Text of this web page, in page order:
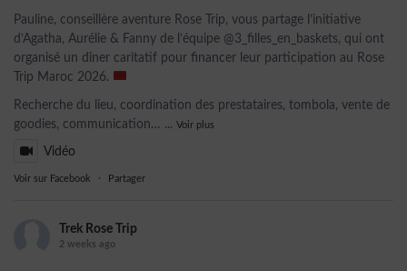
Pauline, conseillère aventure Rose Trip, vous partage l’initiative
d’Agatha, Aurélie & Fanny de l’équipe @3_filles_en_baskets, qui ont
organisé un dîner caritatif pour financer leur participation au Rose
Trip Maroc 2026.
Recherche du lieu, coordination des prestataires, tombola, vente de
goodies, communication… ... Voir plus
Vidéo
Voir sur Facebook · Partager
Trek Rose Trip
2 weeks ago